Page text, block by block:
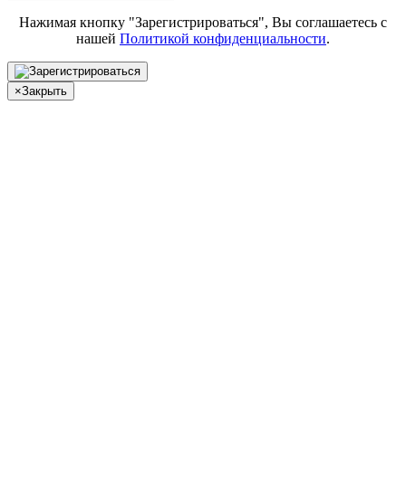
Нажимая кнопку "Зарегистрироваться", Вы соглашаетесь с
нашей Политикой конфиденциальности.
×Закрыть